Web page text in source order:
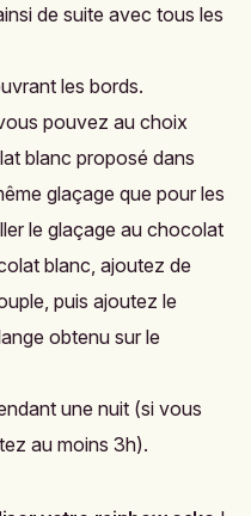
de suite avec tous les
les bords.
pouvez au choix
blanc proposé dans
glaçage que pour les
le glaçage au chocolat
blanc, ajoutez de
puis ajoutez le
obtenu sur le
une nuit (si vous
au moins 3h).